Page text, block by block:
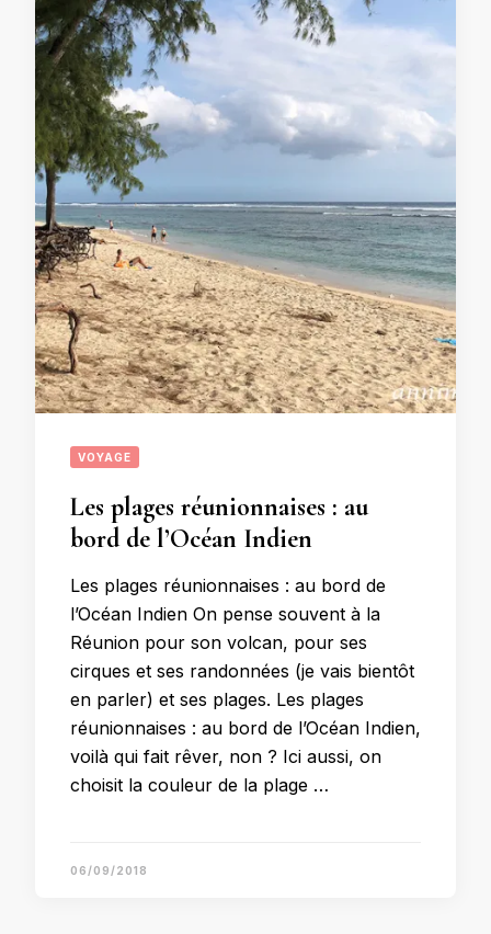
VOYAGE
Les plages réunionnaises : au
bord de l’Océan Indien
Les plages réunionnaises : au bord de
l’Océan Indien On pense souvent à la
Réunion pour son volcan, pour ses
cirques et ses randonnées (je vais bientôt
en parler) et ses plages. Les plages
réunionnaises : au bord de l’Océan Indien,
voilà qui fait rêver, non ? Ici aussi, on
choisit la couleur de la plage …
06/09/2018